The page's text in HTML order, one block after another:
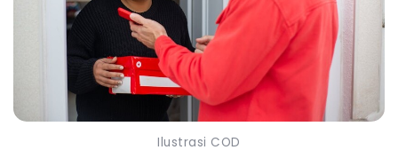
Ilustrasi COD